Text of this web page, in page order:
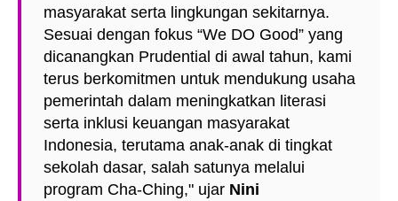
masyarakat serta lingkungan sekitarnya.
Sesuai dengan fokus “We DO Good” yang
dicanangkan Prudential di awal tahun, kami
terus berkomitmen untuk mendukung usaha
pemerintah dalam meningkatkan literasi
serta inklusi keuangan masyarakat
Indonesia, terutama anak-anak di tingkat
sekolah dasar, salah satunya melalui
program Cha-Ching," ujar Nini